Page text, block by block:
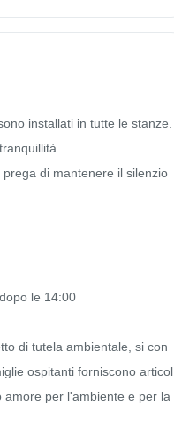
installati in tutte le stanze.
di mantenere il silenzio
le 14:00
di tutela ambientale, si con
ospitanti forniscono articol
per l'ambiente e per la